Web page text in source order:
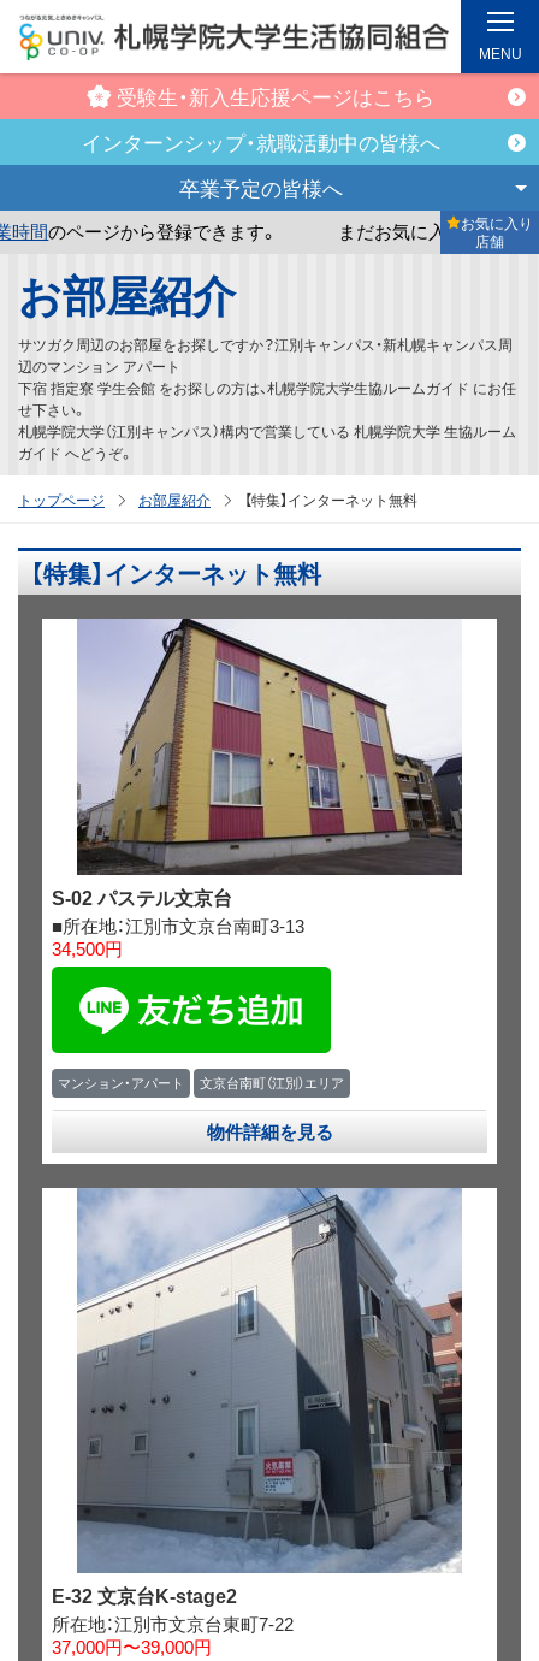
受験生・新入生応援ページはこちら
インターンシップ・就職活動中の皆様へ
卒業予定の皆様へ
できます。 まだお気に入り店舗が登録されていません。営
お気に入り
店舗
MENU
お部屋紹介
サツガク周辺のお部屋をお探しですか？江別キャンパス・新札幌キャンパス周
辺のマンション アパート
下宿 指定寮 学生会館 をお探しの方は、札幌学院大学生協ルームガイド にお任
せ下さい。
札幌学院大学（江別キャンパス）構内で営業している 札幌学院大学 生協ルーム
ガイド へどうぞ。
トップページ お部屋紹介 【特集】インターネット無料
【特集】インターネット無料
S-02 パステル文京台
■所在地：江別市文京台南町3-13
34,500円
マンション・アパート 文京台南町（江別）エリア
物件詳細を見る
E-32 文京台K-stage2
所在地：江別市文京台東町7-22
37,000円〜39,000円